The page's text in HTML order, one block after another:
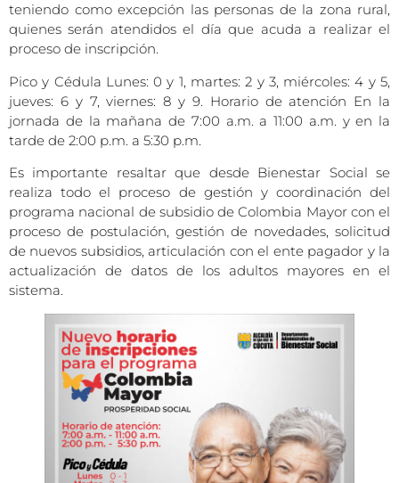
teniendo como excepción las personas de la zona rural,
quienes serán atendidos el día que acuda a realizar el
proceso de inscripción.
Pico y Cédula Lunes: 0 y 1, martes: 2 y 3, miércoles: 4 y 5,
jueves: 6 y 7, viernes: 8 y 9. Horario de atención En la
jornada de la mañana de 7:00 a.m. a 11:00 a.m. y en la
tarde de 2:00 p.m. a 5:30 p.m.
Es importante resaltar que desde Bienestar Social se
realiza todo el proceso de gestión y coordinación del
programa nacional de subsidio de Colombia Mayor con el
proceso de postulación, gestión de novedades, solicitud
de nuevos subsidios, articulación con el ente pagador y la
actualización de datos de los adultos mayores en el
sistema.